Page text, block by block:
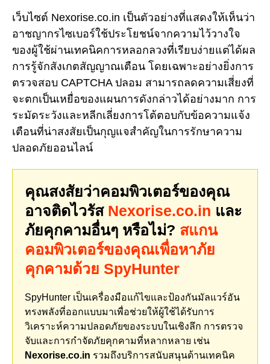
เว็บไซต์ Nexorise.co.in เป็นตัวอย่างที่แสดงให้เห็นว่า
อาชญากรไซเบอร์ใช้ประโยชน์จากความไว้วางใจ
ของผู้ใช้ผ่านเทคนิคการหลอกลวงที่เรียบง่ายแต่ได้ผล
การรู้จักสังเกตสัญญาณเตือน โดยเฉพาะอย่างยิ่งการ
ตรวจสอบ CAPTCHA ปลอม สามารถลดความเสี่ยงที่
จะตกเป็นเหยื่อของแผนการดังกล่าวได้อย่างมาก การ
ระมัดระวังและหลีกเลี่ยงการโต้ตอบกับข้อความแจ้ง
เตือนที่น่าสงสัยเป็นกุญแจสำคัญในการรักษาความ
ปลอดภัยออนไลน์
คุณสงสัยว่าคอมพิวเตอร์ของคุณ
อาจติดไวรัส Nexorise.co.in และ
ภัยคุกคามอื่นๆ หรือไม่? สแกน
คอมพิวเตอร์ของคุณเพื่อหาภัย
คุกคามด้วย SpyHunter
SpyHunter เป็นเครื่องมือแก้ไขและป้องกันมัลแวร์อัน
ทรงพลังที่ออกแบบมาเพื่อช่วยให้ผู้ใช้ได้รับการ
วิเคราะห์ความปลอดภัยของระบบในเชิงลึก การตรวจ
จับและการกำจัดภัยคุกคามที่หลากหลาย เช่น
Nexorise.co.in รวมถึงบริการสนับสนุนด้านเทคนิค